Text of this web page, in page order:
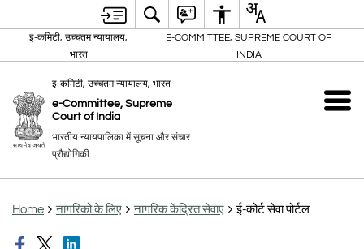
इ-कमिटी, उच्चतम न्यायालय,
भारत
E-COMMITTEE, SUPREME COURT OF
INDIA
इ-कमिटी, उच्चतम न्यायालय, भारत
e-Committee, Supreme
Court of India
भारतीय न्यायपालिका में सूचना और संचार
प्रौद्योगिकी
Home नागरिको के लिए नागरिक केंद्रित सेवाएं ई-कोर्ट सेवा पोर्टल